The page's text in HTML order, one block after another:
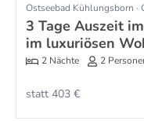
Ostseebad Kühlungsborn ·
3 Tage Auszeit
im luxuriösen
2 Nächte 2
statt 403 €